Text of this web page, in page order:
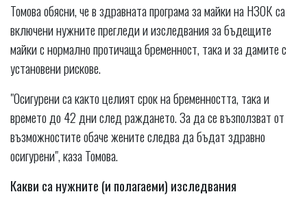
Томова обясни, че в здравната програма за майки на НЗОК са
включени нужните прегледи и изследвания за бъдещите
майки с нормално протичаща бременност, така и за дамите с
установени рискове.
"Осигурени са както целият срок на бременността, така и
времето до 42 дни след раждането. За да се възползват от
възможностите обаче жените следва да бъдат здравно
осигурени", каза Томова.
Какви са нужните (и полагаеми) изследвания